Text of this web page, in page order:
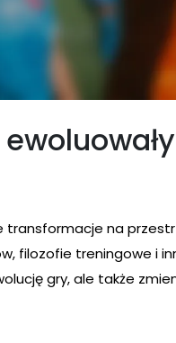
transformacje na
filozofie treningowe i
gry, ale także